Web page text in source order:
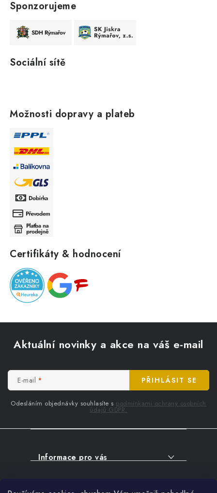
Sponzorujeme
Sociální sítě
Možnosti dopravy a plateb
Certifikáty & hodnocení
Aktuální novinky a akce na váš e-mail
E-mail
Odesláním objednávky souhlasíte s podmínkami ochrany osobních
údajů GDPR.
PŘIHLÁSIT SE
Informace pro vás
Facebook